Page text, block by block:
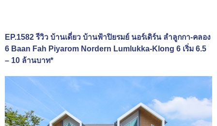
EP.1582 รีวิว บ้านเดี่ยว บ้านฟ้าปิยรมย์ นอร์เดิร์น ลำลูกกา-คลอง
6 Baan Fah Piyarom Nordern Lumlukka-Klong 6 เริ่ม 6.5
– 10 ล้านบาท*